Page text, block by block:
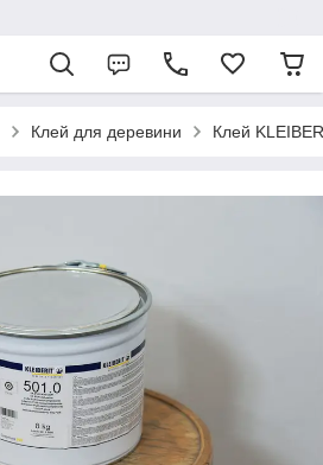
Клей для деревини Клей